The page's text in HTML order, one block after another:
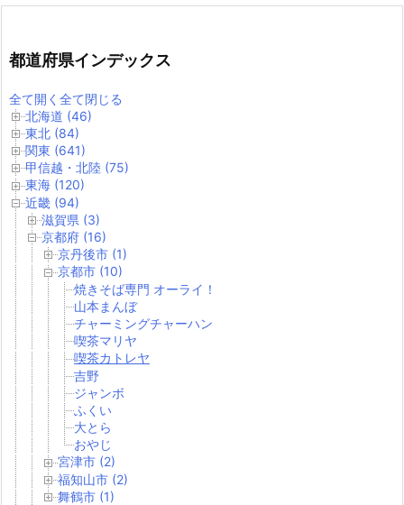
都道府県インデックス
全て開く 全て閉じる
北海道 (46)
東北 (84)
関東 (641)
甲信越・北陸 (75)
東海 (120)
近畿 (94)
滋賀県 (3)
京都府 (16)
京丹後市 (1)
京都市 (10)
焼きそば専門 オーライ！
山本まんぼ
チャーミングチャーハン
喫茶マリヤ
喫茶カトレヤ
吉野
ジャンボ
ふくい
大とら
おやじ
宮津市 (2)
福知山市 (2)
舞鶴市 (1)